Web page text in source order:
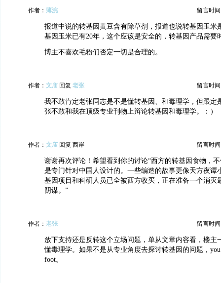
作者： 薄浣 留言时间
报道中说的转基因黄豆含有除草剂，报道也说转基因玉米
基因玉米已有20年，这个应该是安全的，转基因产品需要
博主不喜欢毛粉们否定一切是合理的。
作者： 文庙 回复 老张 留言时间
我不敢肯定老张同志是不是懂转基因、和毒理学，但跟定
张不敢和我在顶级专业刊物上辩论转基因和毒理学。：）
作者： 文庙 回复 西岸 留言时间
谢谢再次评论！希望看到你的讨论“西方的转基因食物，
是专门针对中国人设计的。一些编造的故事更像天方夜谭
基因项目和科研人员已全被西方收买，正在准备一个消灭
阴谋。”
作者： 老张 留言时间
放下支持还是反转这个立场问题，单从文章内容看，楼主
懂毒理学。如果不是从专业角度去探讨转基因的问题，you
foot。